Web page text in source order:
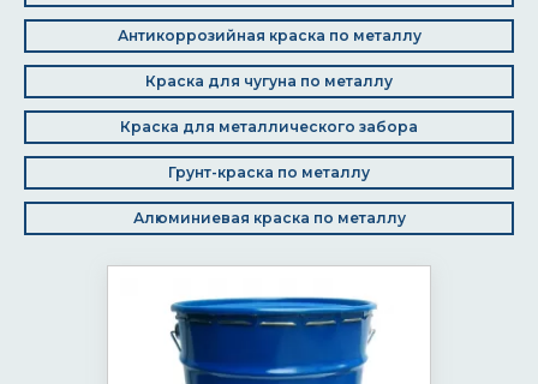
Антикоррозийная краска по металлу
Краска для чугуна по металлу
Краска для металлического забора
Грунт-краска по металлу
Алюминиевая краска по металлу